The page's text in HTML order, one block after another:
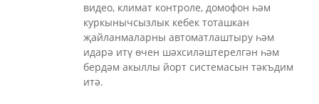
видео, климат контроле, домофон һәм
куркынычсызлык кебек тоташкан
җайланмаларны автоматлаштыру һәм
идарә итү өчен шәхсиләштерелгән һәм
бердәм акыллы йорт системасын тәкъдим
итә.